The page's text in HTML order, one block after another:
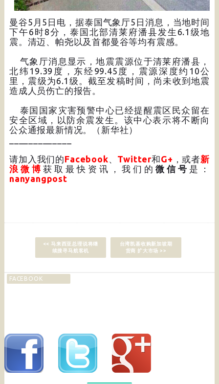
曼谷5月5日电，据泰国气象厅5日消息，当地时间
下午6时8分，泰国北部清莱府潘县发生6.1级地
震。清迈、帕尧以及首都曼谷等均有震感。
气象厅消息显示，地震震源位于清莱府潘县，
北纬19.39度，东经99.45度，震源深度约10公
里，震级为6.1级。截至发稿时间，尚未收到地震
造成人员伤亡的报告。
泰国国家灾害预警中心已经提醒震区民众留在
安全区域，以防余震发生。该中心表示将不断向
公众通报最新情况。（新华社）
请加入我们的Facebook、 Twitter和G+ ，或者新
浪微博 获取最快资讯，我们的微信号 是：
nanyangpost
<< 马来西亚总理说将继
续搜寻马航客机
台湾凯基收购新加坡期
货商 扩大市场 >>
FACEBOOK